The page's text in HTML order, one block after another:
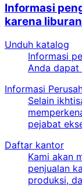
Informasi
karena
Unduh katalog
Informasi
Anda dapat
Informasi
Selain
pejabat
Daftar kantor
Kami akan
penjualan
produksi,